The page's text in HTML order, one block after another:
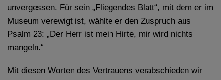
unvergessen. Für sein „Fliegendes Blatt“, mit dem er im
Museum verewigt ist, wählte er den Zuspruch aus
Psalm 23: „Der Herr ist mein Hirte, mir wird nichts
mangeln.“
Mit diesen Worten des Vertrauens verabschieden wir